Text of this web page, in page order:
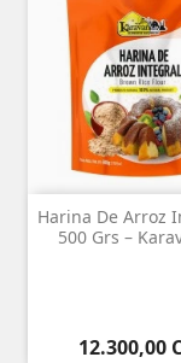
Harina De Arroz
500 Grs –
Precio
12.300,00